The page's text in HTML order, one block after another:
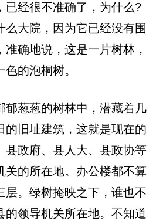
已经很不准确了，为什么?
么大院，因为它已经没有围
确地说，这是一片树林，
的泡桐树。
郁葱葱的树林中，潜藏着几
的旧址建筑，这就是现在的
县政府、县人大、县政协等
关的所在地。办公楼都不算
层。绿树掩映之下，谁也不
的领导机关所在地。不知道